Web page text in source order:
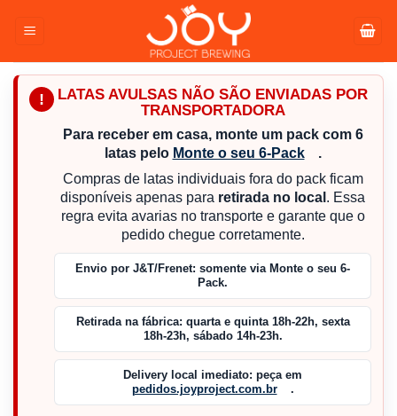
para
conteúdo
!
LATAS AVULSAS NÃO SÃO ENVIADAS POR
TRANSPORTADORA
Para receber em casa, monte um pack com 6
latas pelo Monte o seu 6-Pack
.
Compras de latas individuais fora do pack ficam
disponíveis apenas para retirada no local . Essa
regra evita avarias no transporte e garante que o
pedido chegue corretamente.
Envio por J&T/Frenet: somente via Monte o seu 6-
Pack.
Retirada na fábrica: quarta e quinta 18h-22h, sexta
18h-23h, sábado 14h-23h.
Delivery local imediato: peça em
pedidos.joyproject.com.br
.